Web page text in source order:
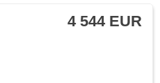
4 544 EUR